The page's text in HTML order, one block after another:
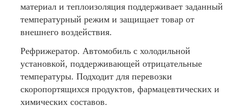
материал и теплоизоляция поддерживает заданный
температурный режим и защищает товар от
внешнего воздействия.
Рефрижератор. Автомобиль с холодильной
установкой, поддерживающей отрицательные
температуры. Подходит для перевозки
скоропортящихся продуктов, фармацевтических и
химических составов.